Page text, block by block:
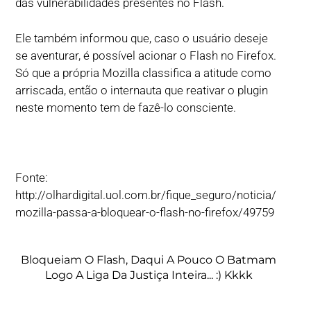
das vulnerabilidades presentes no Flash.
Ele também informou que, caso o usuário deseje
se aventurar, é possível acionar o Flash no Firefox.
Só que a própria Mozilla classifica a atitude como
arriscada, então o internauta que reativar o plugin
neste momento tem de fazê-lo consciente.
Fonte:
http://olhardigital.uol.com.br/fique_seguro/noticia/
mozilla-passa-a-bloquear-o-flash-no-firefox/49759
Bloqueiam O Flash, Daqui A Pouco O Batmam
Logo A Liga Da Justiça Inteira... :) Kkkk